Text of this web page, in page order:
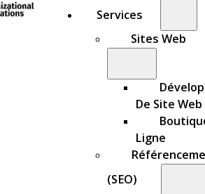
Services
Sites Web
De Site Web
Ligne
(SEO)